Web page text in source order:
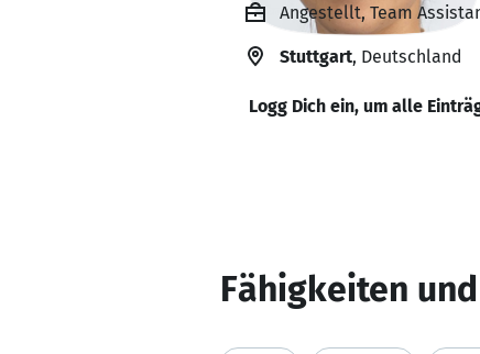
Angestellt, Team
Stuttgart, Deutschland
Logg Dich ein, um alle
Fähigkeiten